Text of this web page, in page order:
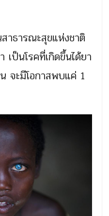
าธารณะสุขแห่งชาติ
เป็นโรคที่เกิดขึ้นได้ยา
จะมีโอกาสพบแค่ 1